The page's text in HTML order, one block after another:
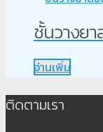
ชั้นวางย
อ่านเพิ่ม
ติดตามเรา